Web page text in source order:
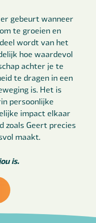
gebeurt wanneer
te groeien en
wordt van het
hoe waardevol
achter je te
te dragen in een
is. Het is
persoonlijke
impact elkaar
zoals Geert precies
maakt.
is.